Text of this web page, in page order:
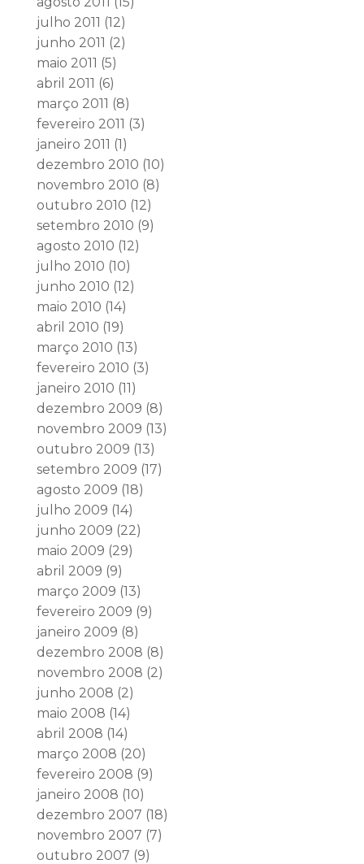
julho 2011 (12)
junho 2011 (2)
maio 2011 (5)
abril 2011 (6)
março 2011 (8)
fevereiro 2011 (3)
janeiro 2011 (1)
dezembro 2010 (10)
novembro 2010 (8)
outubro 2010 (12)
setembro 2010 (9)
agosto 2010 (12)
julho 2010 (10)
junho 2010 (12)
maio 2010 (14)
abril 2010 (19)
março 2010 (13)
fevereiro 2010 (3)
janeiro 2010 (11)
dezembro 2009 (8)
novembro 2009 (13)
outubro 2009 (13)
setembro 2009 (17)
agosto 2009 (18)
julho 2009 (14)
junho 2009 (22)
maio 2009 (29)
abril 2009 (9)
março 2009 (13)
fevereiro 2009 (9)
janeiro 2009 (8)
dezembro 2008 (8)
novembro 2008 (2)
junho 2008 (2)
maio 2008 (14)
abril 2008 (14)
março 2008 (20)
fevereiro 2008 (9)
janeiro 2008 (10)
dezembro 2007 (18)
novembro 2007 (7)
outubro 2007 (9)